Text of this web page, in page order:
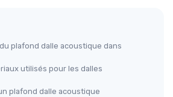
plafond dalle acoustique dans
utilisés pour les dalles
plafond dalle acoustique